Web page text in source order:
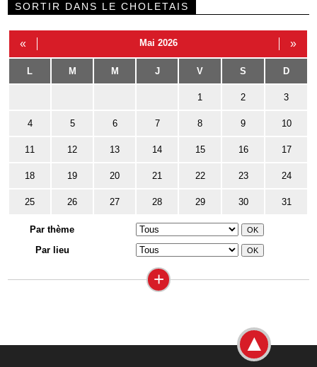
SORTIR DANS LE CHOLETAIS
« Mai 2026 »
L M M J V S D
1 2 3
4 5 6 7 8 9 10
11 12 13 14 15 16 17
18 19 20 21 22 23 24
25 26 27 28 29 30 31
Par thème
Par lieu
+